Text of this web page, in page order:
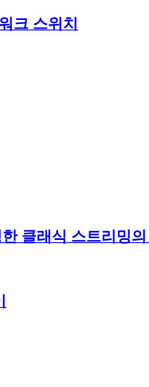
크 스위치
클래식 스트리밍